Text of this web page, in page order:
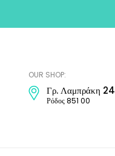
OUR SHOP:
Γρ. Λαμπράκη 24
Ρόδος 851 00